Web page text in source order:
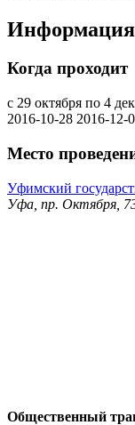
Когда проходит
с 29 октября по 4
2016-10-28 2016-12-
Место
Уфимский
Уфа, пр. Октября,
Общественный